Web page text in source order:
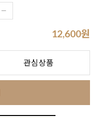
12,600원
관심상품